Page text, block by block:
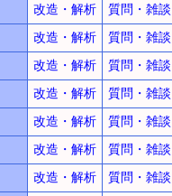
改造・解析 質問・雑談
改造・解析 質問・雑談
改造・解析 質問・雑談
改造・解析 質問・雑談
改造・解析 質問・雑談
改造・解析 質問・雑談
改造・解析 質問・雑談